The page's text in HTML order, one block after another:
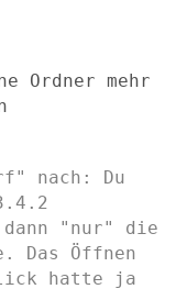
Ordner mehr
nach: Du
"nur" die
Das Öffnen
hatte ja